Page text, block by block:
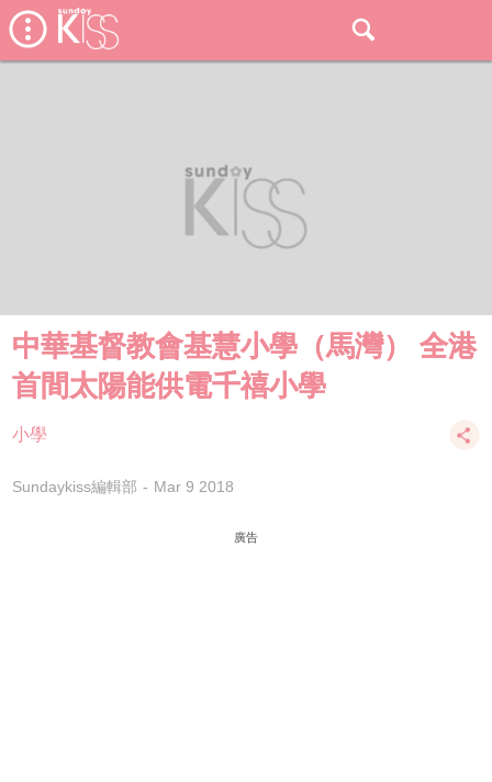
中華基督教會基慧小學（馬灣） 全港
首間太陽能供電千禧小學
小學
Sundaykiss編輯部 Mar 9 2018
廣告